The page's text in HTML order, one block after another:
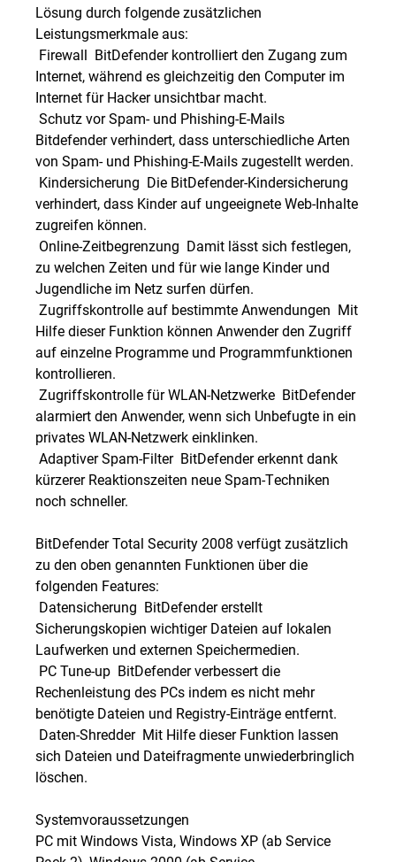
Lösung durch folgende zusätzlichen
Leistungsmerkmale aus:
 Firewall  BitDefender kontrolliert den Zugang zum
Internet, während es gleichzeitig den Computer im
Internet für Hacker unsichtbar macht.
 Schutz vor Spam- und Phishing-E-Mails 
Bitdefender verhindert, dass unterschiedliche Arten
von Spam- und Phishing-E-Mails zugestellt werden.
 Kindersicherung  Die BitDefender-Kindersicherung
verhindert, dass Kinder auf ungeeignete Web-Inhalte
zugreifen können.
 Online-Zeitbegrenzung  Damit lässt sich festlegen,
zu welchen Zeiten und für wie lange Kinder und
Jugendliche im Netz surfen dürfen.
 Zugriffskontrolle auf bestimmte Anwendungen  Mit
Hilfe dieser Funktion können Anwender den Zugriff
auf einzelne Programme und Programmfunktionen
kontrollieren.
 Zugriffskontrolle für WLAN-Netzwerke  BitDefender
alarmiert den Anwender, wenn sich Unbefugte in ein
privates WLAN-Netzwerk einklinken.
 Adaptiver Spam-Filter  BitDefender erkennt dank
kürzerer Reaktionszeiten neue Spam-Techniken
noch schneller.
BitDefender Total Security 2008 verfügt zusätzlich
zu den oben genannten Funktionen über die
folgenden Features:
 Datensicherung  BitDefender erstellt
Sicherungskopien wichtiger Dateien auf lokalen
Laufwerken und externen Speichermedien.
 PC Tune-up  BitDefender verbessert die
Rechenleistung des PCs indem es nicht mehr
benötigte Dateien und Registry-Einträge entfernt.
 Daten-Shredder  Mit Hilfe dieser Funktion lassen
sich Dateien und Dateifragmente unwiederbringlich
löschen.
Systemvoraussetzungen
PC mit Windows Vista, Windows XP (ab Service